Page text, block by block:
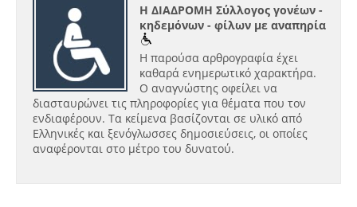
Η ΔΙΑΔΡΟΜΗ Σύλλογος γονέων -
κηδεμόνων - φίλων με αναπηρία
Η παρούσα αρθρογραφία έχει
καθαρά ενημερωτικό χαρακτήρα.
Ο αναγνώστης οφείλει να
διασταυρώνει τις πληροφορίες για θέματα που τον
ενδιαφέρουν. Τα κείμενα βασίζονται σε υλικό από
Ελληνικές και ξενόγλωσσες δημοσιεύσεις, οι οποίες
αναφέρονται στο μέτρο του δυνατού.